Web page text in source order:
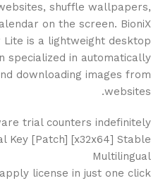
shuffle wallpapers,
on the screen. BioniX
Lite is a lightweight desktop
specialized in automatically
downloading images from
websites.
trial counters indefinitely
Key [Patch] [x32x64] Stable
Multilingual
license in just one click